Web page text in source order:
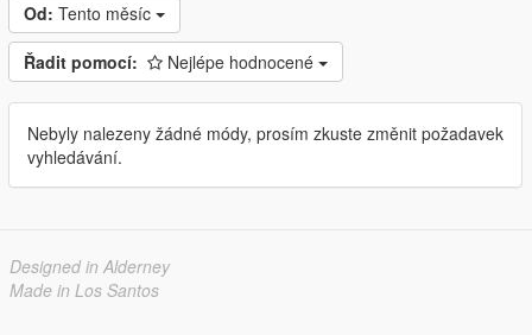
Od: Tento měsíc
Řadit pomocí: Nejlépe hodnocené
Nebyly nalezeny žádné módy, prosím zkuste změnit požadavek
vyhledávání.
Designed in Alderney
Made in Los Santos